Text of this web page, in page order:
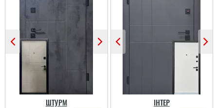
Дякую за встановлені
двері, установщики
ШТУРМ ІНТЕР